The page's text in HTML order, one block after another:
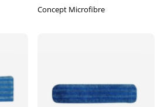
Concept Microfibre